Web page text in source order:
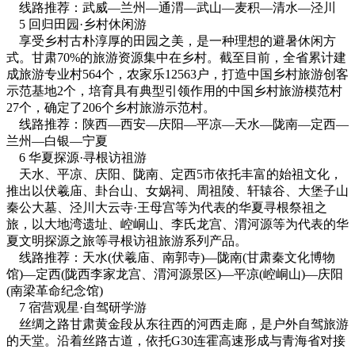
线路推荐：武威—兰州—通渭—武山—麦积—清水—泾川
5 回归田园·乡村休闲游
享受乡村古朴淳厚的田园之美，是一种理想的避暑休闲方
式。甘肃70%的旅游资源集中在乡村。截至目前，全省累计建
成旅游专业村564个，农家乐12563户，打造中国乡村旅游创客
示范基地2个，培育具有典型引领作用的中国乡村旅游模范村
27个，确定了206个乡村旅游示范村。
线路推荐：陕西—西安—庆阳—平凉—天水—陇南—定西—
兰州—白银—宁夏
6 华夏探源·寻根访祖游
天水、平凉、庆阳、陇南、定西5市依托丰富的始祖文化，
推出以伏羲庙、卦台山、女娲祠、周祖陵、轩辕谷、大堡子山
秦公大墓、泾川大云寺·王母宫等为代表的华夏寻根祭祖之
旅，以大地湾遗址、崆峒山、李氏龙宫、渭河源等为代表的华
夏文明探源之旅等寻根访祖旅游系列产品。
线路推荐：天水(伏羲庙、南郭寺)—陇南(甘肃秦文化博物
馆)—定西(陇西李家龙宫、渭河源景区)—平凉(崆峒山)—庆阳
(南梁革命纪念馆)
7 宿营观星·自驾研学游
丝绸之路甘肃黄金段从东往西的河西走廊，是户外自驾旅游
的天堂。沿着丝路古道，依托G30连霍高速形成与青海省对接